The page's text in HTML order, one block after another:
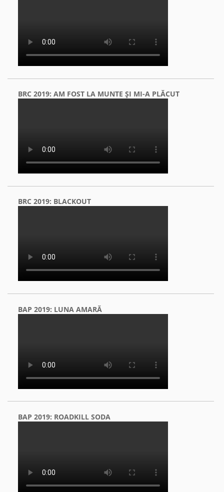
BRC 2019: AM FOST LA MUNTE ŞI MI-A PLĂCUT
BRC 2019: BLACKOUT
BAP 2019: LUNA AMARĂ
BAP 2019: ROADKILL SODA